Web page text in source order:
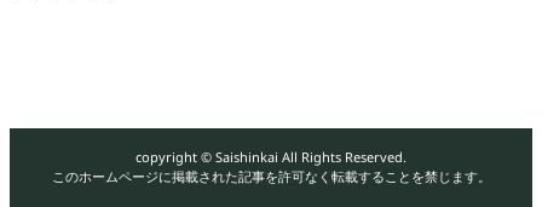
copyright © Saishinkai All Rights Reserved.
このホームページに掲載された記事を許可なく転載することを禁じます。